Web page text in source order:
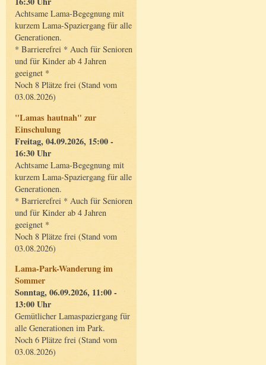
Achtsame Lama-Begegnung mit
kurzem Lama-Spaziergang für alle
Generationen.
* Barrierefrei * Auch für Senioren
und für Kinder ab 4 Jahren
geeignet *
Noch 8 Plätze frei (Stand vom
03.08.2026)
"Lamas hautnah" zur
Einschulung
Freitag, 04.09.2026, 15:00 -
16:30 Uhr
Achtsame Lama-Begegnung mit
kurzem Lama-Spaziergang für alle
Generationen.
* Barrierefrei * Auch für Senioren
und für Kinder ab 4 Jahren
geeignet *
Noch 8 Plätze frei (Stand vom
03.08.2026)
Lama-Park-Wanderung im
Sommer
Sonntag, 06.09.2026, 11:00 -
13:00 Uhr
Gemütlicher Lamaspaziergang für
alle Generationen im Park.
Noch 6 Plätze frei (Stand vom
03.08.2026)